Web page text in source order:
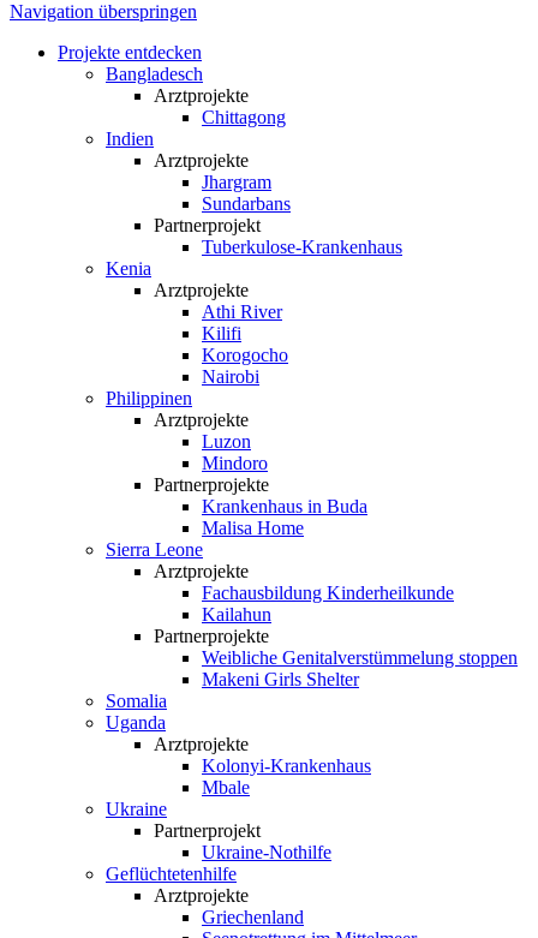
Navigation überspringen
Projekte entdecken
Bangladesch
Arztprojekte
Chittagong
Indien
Arztprojekte
Jhargram
Sundarbans
Partnerprojekt
Tuberkulose-Krankenhaus
Kenia
Arztprojekte
Athi River
Kilifi
Korogocho
Nairobi
Philippinen
Arztprojekte
Luzon
Mindoro
Partnerprojekte
Krankenhaus in Buda
Malisa Home
Sierra Leone
Arztprojekte
Fachausbildung Kinderheilkunde
Kailahun
Partnerprojekte
Weibliche Genital­verstümmelung stoppen
Makeni Girls Shelter
Somalia
Uganda
Arztprojekte
Kolonyi-Krankenhaus
Mbale
Ukraine
Partnerprojekt
Ukraine-Nothilfe
Geflüchtetenhilfe
Arztprojekte
Griechenland